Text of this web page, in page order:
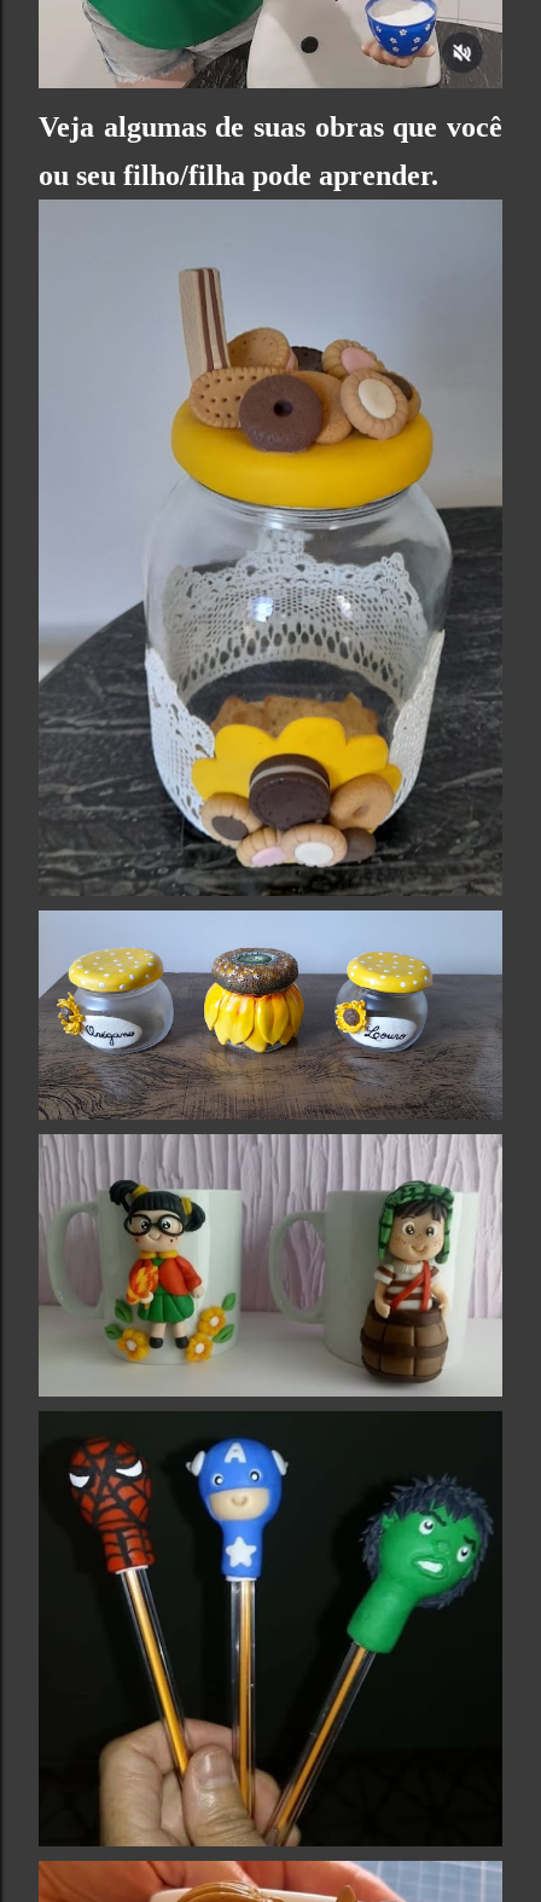
Veja algumas de suas obras que você
ou seu filho/filha pode aprender.